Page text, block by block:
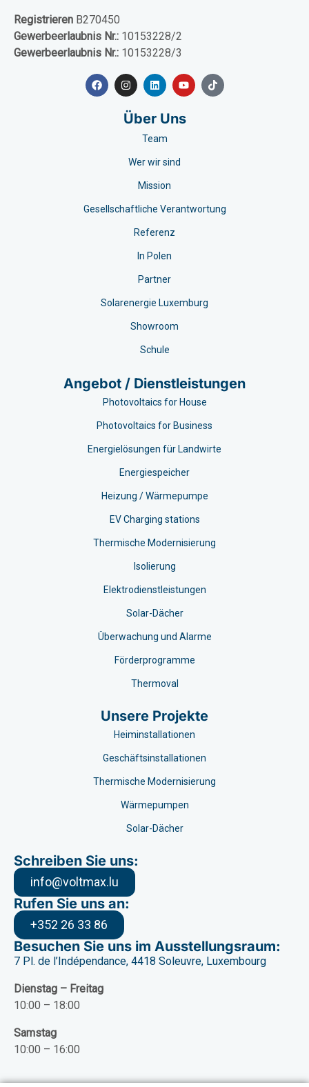
Registrieren B270450
Gewerbeerlaubnis Nr.: 10153228/2
Gewerbeerlaubnis Nr.: 10153228/3
Über Uns
Team
Wer wir sind
Mission
Gesellschaftliche Verantwortung
Referenz
In Polen
Partner
Solarenergie Luxemburg
Showroom
Schule
Angebot / Dienstleistungen
Photovoltaics for House
Photovoltaics for Business
Energielösungen für Landwirte
Energiespeicher
Heizung / Wärmepumpe
EV Charging stations​
Thermische Modernisierung
Isolierung
Elektrodienstleistungen
Solar-Dächer
Überwachung und Alarme
Förderprogramme
Thermoval
Unsere Projekte
Heiminstallationen
Geschäftsinstallationen
Thermische Modernisierung
Wärmepumpen
Solar-Dächer
Schreiben Sie uns:
info@voltmax.lu
Rufen Sie uns an:
+352 26 33 86
Besuchen Sie uns im Ausstellungsraum:
7 Pl. de l’Indépendance, 4418 Soleuvre, Luxembourg
Dienstag – Freitag
10:00 – 18:00
Samstag
10:00 – 16:00